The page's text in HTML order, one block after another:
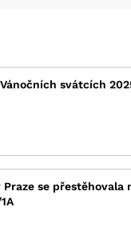
svátcích
se přestěhovala